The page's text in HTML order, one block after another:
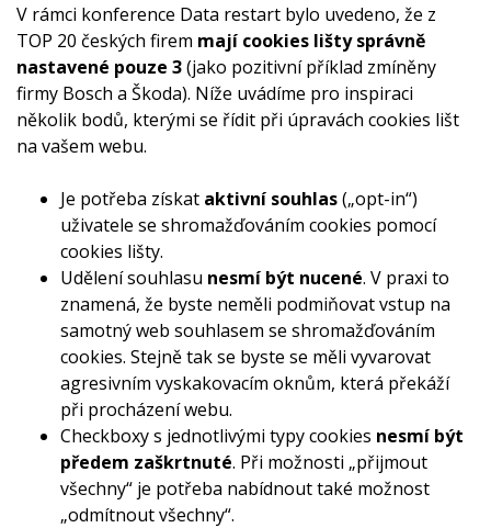
V rámci konference Data restart bylo uvedeno, že z
TOP 20 českých firem mají cookies lišty správně
nastavené pouze 3(jako pozitivní příklad zmíněny
firmy Bosch a Škoda). Níže uvádíme pro inspiraci
několik bodů, kterými se řídit při úpravách cookies lišt
na vašem webu.
Je potřeba získat aktivní souhlas(„opt-in“)
uživatele se shromažďováním cookies pomocí
cookies lišty.
Udělení souhlasu nesmí být nucené. V praxi to
znamená, že byste neměli podmiňovat vstup na
samotný web souhlasem se shromažďováním
cookies. Stejně tak se byste se měli vyvarovat
agresivním vyskakovacím oknům, která překáží
při procházení webu.
Checkboxy s jednotlivými typy cookies nesmí být
předem zaškrtnuté. Při možnosti „přijmout
všechny“ je potřeba nabídnout také možnost
„odmítnout všechny“.